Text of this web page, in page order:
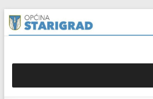
content
Skip
to
content
Općina
Starigrad